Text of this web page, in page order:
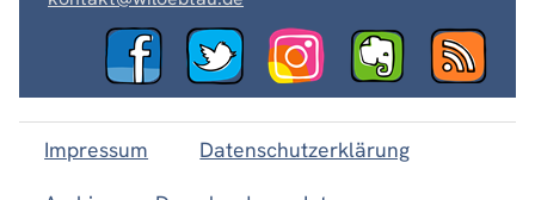
Impressum
Datenschutzerklärung